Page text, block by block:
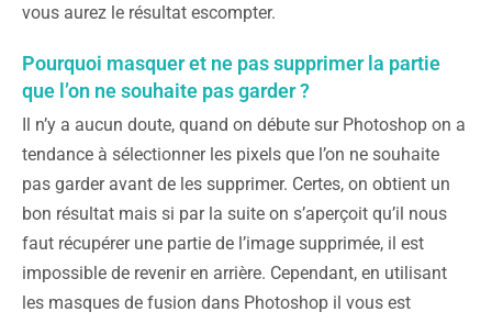
vous aurez le résultat escompter.
Pourquoi masquer et ne pas supprimer la partie
que l’on ne souhaite pas garder ?
Il n’y a aucun doute, quand on débute sur Photoshop on a
tendance à sélectionner les pixels que l’on ne souhaite
pas garder avant de les supprimer. Certes, on obtient un
bon résultat mais si par la suite on s’aperçoit qu’il nous
faut récupérer une partie de l’image supprimée, il est
impossible de revenir en arrière. Cependant, en utilisant
les masques de fusion dans Photoshop il vous est